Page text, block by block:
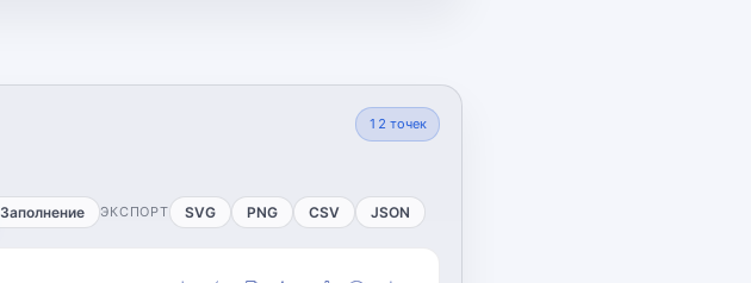
12 точек
Заполнение ЭКСПОРТ SVG PNG CSV JSON